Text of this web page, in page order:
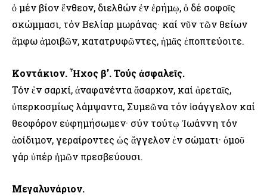
ὁ μέν βίον ἔνθεον, διελθών ἐν ἐρήμῳ, ὁ δέ σοφοῖς
σκώμμασι, τόν Βελίαρ μωράνας· καί νῦν τῶν θείων
ἄμφω ἀμοιβῶν, κατατρυφῶντες, ἡμᾶς ἐποπτεύοιτε.
Κοντάκιον. Ἦχος β’. Τούς ἀσφαλεῖς.
Τόν ἐν σαρκί, ἀναφανέντα ἄσαρκον, καί ἀρεταῖς,
ὑπερκοσμίως λάμψαντα, Συμεῶνα τόν ἰσάγγελον καί
θεοφόρον εὐφημήσωμεν· σύν τούτῳ Ἰωάννη τόν
ἀοίδιμον, γεραίροντες ὡς ἄγγελον ἐν σώματι· ὁμοῦ
γάρ ὑπέρ ἡμῶν πρεσβεύουσι.
Μεγαλυνάριον.